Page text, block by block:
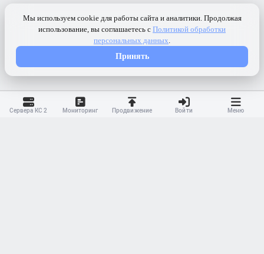
Сервера КС 2 Мониторинг Продвижение Войти Меню